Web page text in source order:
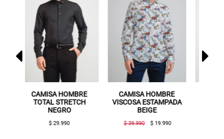
HOMBRE
CAMISA HOMBRE
VISCOSA ESTAMPADA
$ 39.990
CAMISA HOMBRE
ESTAMPADA STRETCH
$ 44.990